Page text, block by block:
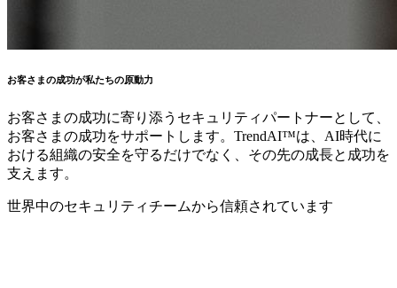
お客さまの成功が私たちの原動力
お客さまの成功に寄り添うセキュリティパートナーとして、
お客さまの成功をサポートします。TrendAI™は、AI時代に
おける組織の安全を守るだけでなく、その先の成長と成功を
支えます。
世界中のセキュリティチームから信頼されています